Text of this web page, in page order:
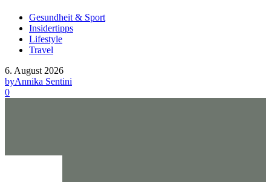
Gesundheit & Sport
Insidertipps
Lifestyle
Travel
6. August 2026
byAnnika Sentini
0